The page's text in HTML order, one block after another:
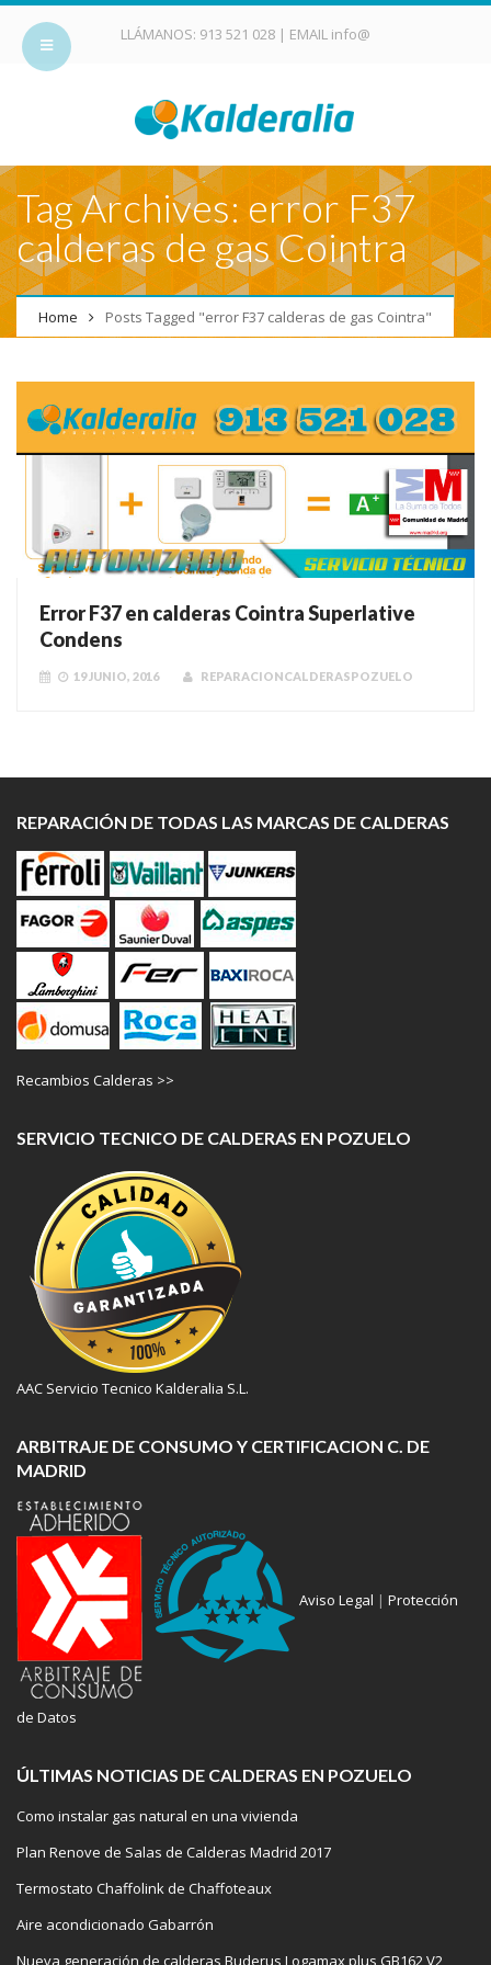
LLÁMANOS: 913 521 028 | EMAIL info@
Tag Archives: error F37
calderas de gas Cointra
Home Posts Tagged "error F37 calderas de gas Cointra"
Error F37 en calderas Cointra Superlative
Condens
19 JUNIO, 2016 REPARACIONCALDERASPOZUELO
REPARACIÓN DE TODAS LAS MARCAS DE CALDERAS
Recambios Calderas >>
SERVICIO TECNICO DE CALDERAS EN POZUELO
AAC Servicio Tecnico Kalderalia S.L.
ARBITRAJE DE CONSUMO Y CERTIFICACION C. DE
MADRID
Aviso Legal | Protección
de Datos
ÚLTIMAS NOTICIAS DE CALDERAS EN POZUELO
Como instalar gas natural en una vivienda
Plan Renove de Salas de Calderas Madrid 2017
Termostato Chaffolink de Chaffoteaux
Aire acondicionado Gabarrón
Nueva generación de calderas Buderus Logamax plus GB162 V2